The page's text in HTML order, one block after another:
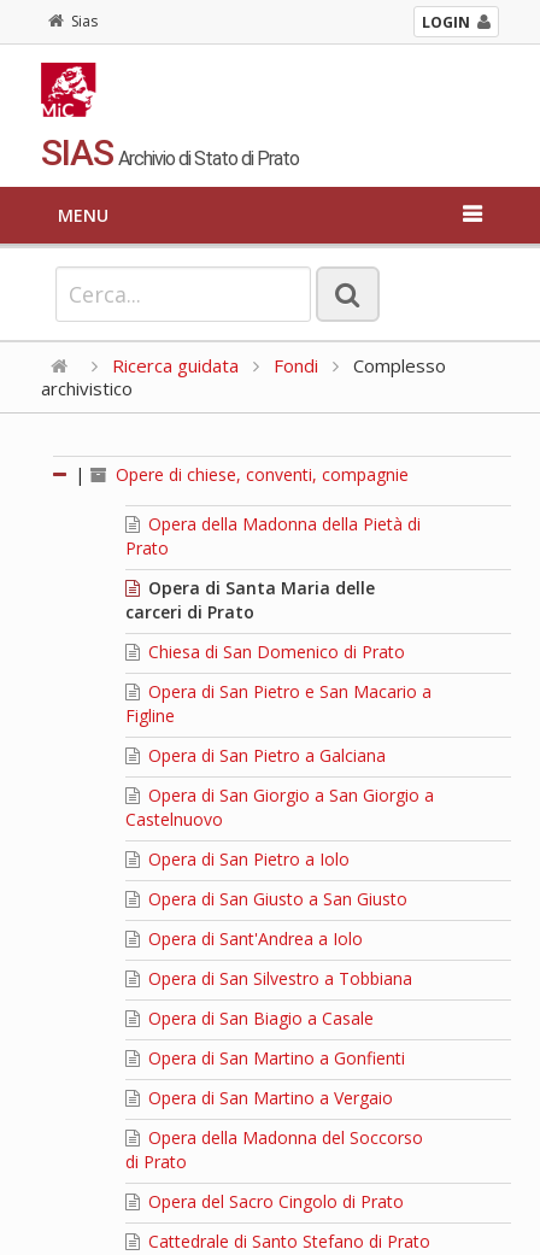
Sias LOGIN
SIAS Archivio di Stato di Prato
MENU
Ricerca guidata Fondi
Complesso
archivistico
| Opere di chiese, conventi, compagnie
Opera della Madonna della Pietà di
Prato
Opera di Santa Maria delle
carceri di Prato
Chiesa di San Domenico di Prato
Opera di San Pietro e San Macario a
Figline
Opera di San Pietro a Galciana
Opera di San Giorgio a San Giorgio a
Castelnuovo
Opera di San Pietro a Iolo
Opera di San Giusto a San Giusto
Opera di Sant'Andrea a Iolo
Opera di San Silvestro a Tobbiana
Opera di San Biagio a Casale
Opera di San Martino a Gonfienti
Opera di San Martino a Vergaio
Opera della Madonna del Soccorso
di Prato
Opera del Sacro Cingolo di Prato
Cattedrale di Santo Stefano di Prato